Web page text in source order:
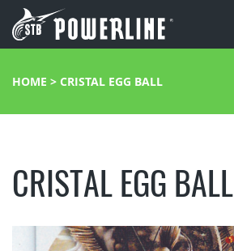
HOME > CRISTAL EGG BALL
CRISTAL EGG BALL